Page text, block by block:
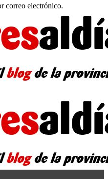
correo electrónico.